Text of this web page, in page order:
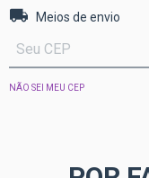
Entregas para o CEP:
Meios de envio
NÃO SEI MEU CEP